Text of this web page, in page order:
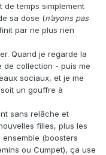
de temps simplement
sa dose (n’ayons pas
par ne plus rien
Quand je regarde la
de collection - puis me
sociaux, et je me
un gouffre à
sans relâche et
filles, plus les
(boosters
ou Cumpet), ça use